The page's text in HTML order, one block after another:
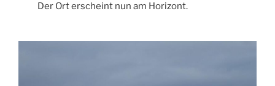
Der Ort erscheint nun am Horizont.